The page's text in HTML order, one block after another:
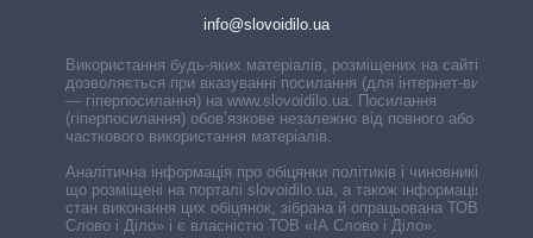
info@slovoidilo.ua
Використання будь-яких матеріалів, розміщених на сайті,
дозволяється при вказуванні посилання (для інтернет-видань
— гіперпосилання) на www.slovoidilo.ua. Посилання
(гіперпосилання) обов’язкове незалежно від повного або
часткового використання матеріалів.
Аналітична інформація про обіцянки політиків і чиновників,
що розміщені на порталі slovoidilo.ua, а також інформація про
стан виконання цих обіцянок, зібрана й опрацьована ТОВ «ІА
Слово і Діло» і є власністю ТОВ «ІА Слово і Діло».